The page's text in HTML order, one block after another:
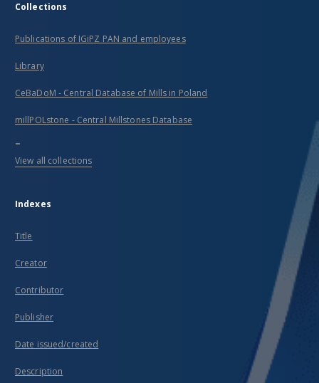
Collections
Publications of IGiPZ PAN and employees
Library
CeBaDoM - Central Database of Mills in Poland
millPOLstone - Central Millstones Database
...
View all collections
Indexes
Title
Creator
Contributor
Publisher
Date issued/created
Description